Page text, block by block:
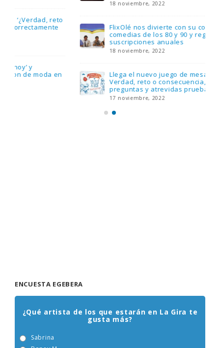
FlixOlé nos divierte con su colección de
comedias de los 80 y 90 y regalamos tres
suscripciones anuales
Llega el nuevo juego de mesa Yo Fui a EGB:
Verdad, reto o consecuencia, con más
preguntas y atrevidas pruebas
¿Qué artista de los que estarán en La Gira te
gusta más?